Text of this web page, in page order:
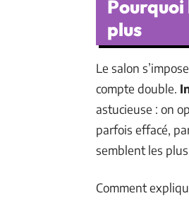
Pourquoi
plus
Le salon
compte double.
astucieuse : on
parfois effacé,
semblent les
Comment